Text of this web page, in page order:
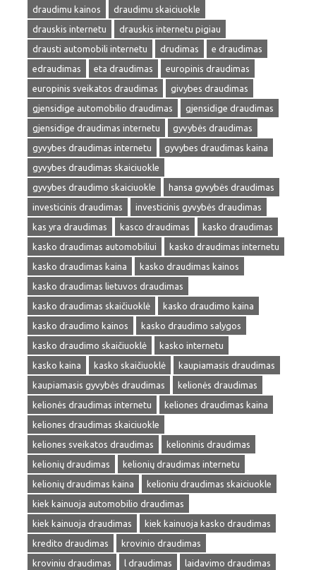
draudimu kainos
draudimu skaiciuokle
drauskis internetu
drauskis internetu pigiau
drausti automobili internetu
drudimas
e draudimas
edraudimas
eta draudimas
europinis draudimas
europinis sveikatos draudimas
givybes draudimas
gjensidige automobilio draudimas
gjensidige draudimas
gjensidige draudimas internetu
gyvybės draudimas
gyvybes draudimas internetu
gyvybes draudimas kaina
gyvybes draudimas skaiciuokle
gyvybes draudimo skaiciuokle
hansa gyvybės draudimas
investicinis draudimas
investicinis gyvybės draudimas
kas yra draudimas
kasco draudimas
kasko draudimas
kasko draudimas automobiliui
kasko draudimas internetu
kasko draudimas kaina
kasko draudimas kainos
kasko draudimas lietuvos draudimas
kasko draudimas skaičiuoklė
kasko draudimo kaina
kasko draudimo kainos
kasko draudimo salygos
kasko draudimo skaičiuoklė
kasko internetu
kasko kaina
kasko skaičiuoklė
kaupiamasis draudimas
kaupiamasis gyvybės draudimas
kelionės draudimas
kelionės draudimas internetu
keliones draudimas kaina
keliones draudimas skaiciuokle
keliones sveikatos draudimas
kelioninis draudimas
kelionių draudimas
kelionių draudimas internetu
kelionių draudimas kaina
kelioniu draudimas skaiciuokle
kiek kainuoja automobilio draudimas
kiek kainuoja draudimas
kiek kainuoja kasko draudimas
kredito draudimas
krovinio draudimas
kroviniu draudimas
l draudimas
laidavimo draudimas